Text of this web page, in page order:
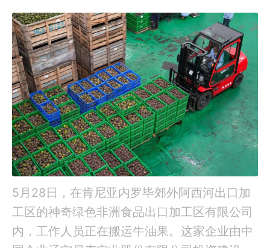
5月28日，在肯尼亚内罗毕郊外阿西河出口加
工区的神奇绿色非洲食品出口加工区有限公司
内，工作人员正在搬运牛油果。这家企业由中